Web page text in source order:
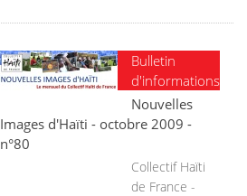
Bulletin
d'informations
Nouvelles
Images d'Haïti - octobre 2009 -
n°80
Collectif Haïti
de France -